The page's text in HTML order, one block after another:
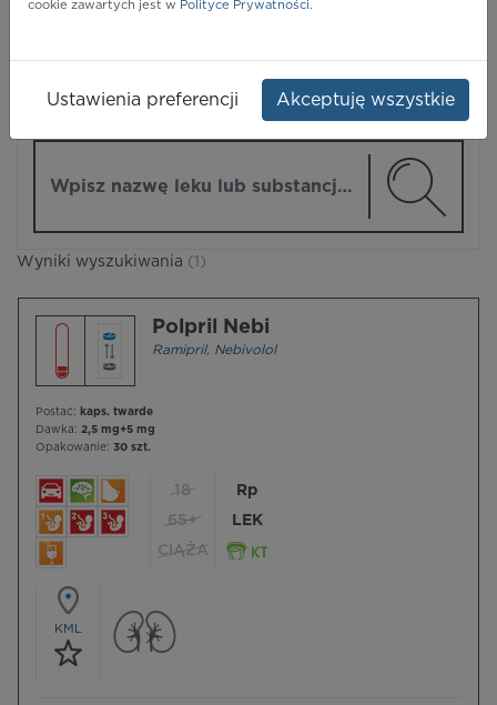
Wyniki wyszukiwania (1)
Polpril Nebi
Ramipril, Nebivolol
Postać: kaps. twarde
Dawka: 2,5 mg+5 mg
Opakowanie: 30 szt.
18
65+
CIĄŻA
Rp
LEK
KML
cookie zawartych jest w Polityce Prywatności.
Ustawienia preferencji Akceptuję wszystkie